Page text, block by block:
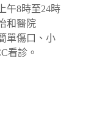
午8時至24時
和醫院
單傷口、小
看診。